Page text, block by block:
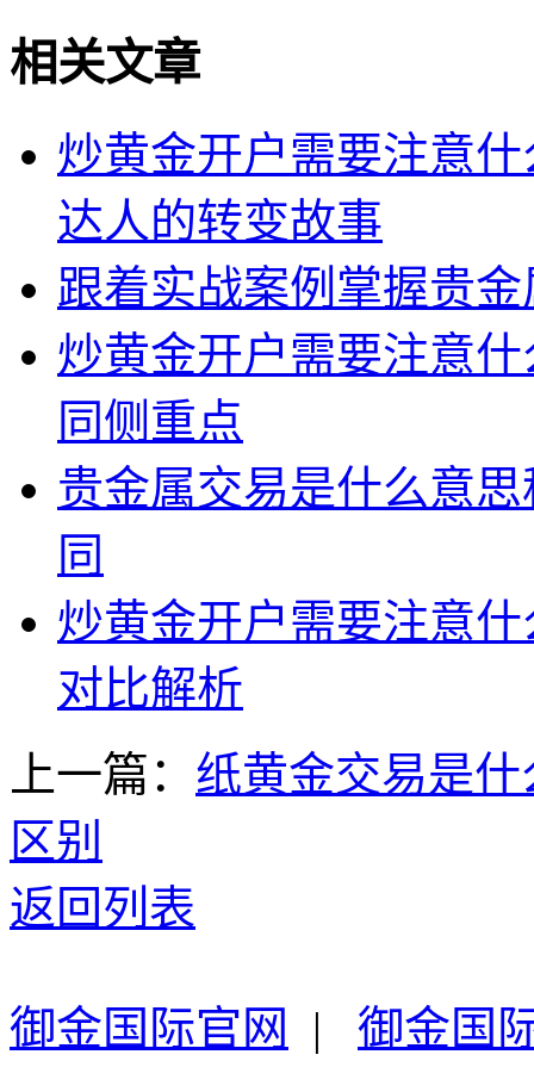
相关文章
炒黄金开户需要注意
达人的转变故事
跟着实战案例掌握贵
炒黄金开户需要注意
同侧重点
贵金属交易是什么意
同
炒黄金开户需要注意
对比解析
上一篇： 纸黄金交易是
区别
返回列表
御金国际官网 | 御金国